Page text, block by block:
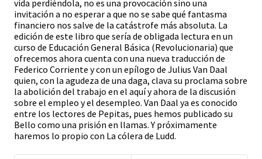
vida perdiéndola, no es una provocación sino una
invitación a no esperar a que no se sabe qué fantasma
financiero nos salve de la catástrofe más absoluta. La
edición de este libro que sería de obligada lectura en un
curso de Educación General Básica (Revolucionaria) que
ofrecemos ahora cuenta con una nueva traducción de
Federico Corriente y con un epílogo de Julius Van Daal
quien, con la agudeza de una daga, clava su proclama sobre
la abolición del trabajo en el aquí y ahora de la discusión
sobre el empleo y el desempleo. Van Daal ya es conocido
entre los lectores de Pepitas, pues hemos publicado su
Bello como una prisión en llamas. Y próximamente
haremos lo propio con La cólera de Ludd.